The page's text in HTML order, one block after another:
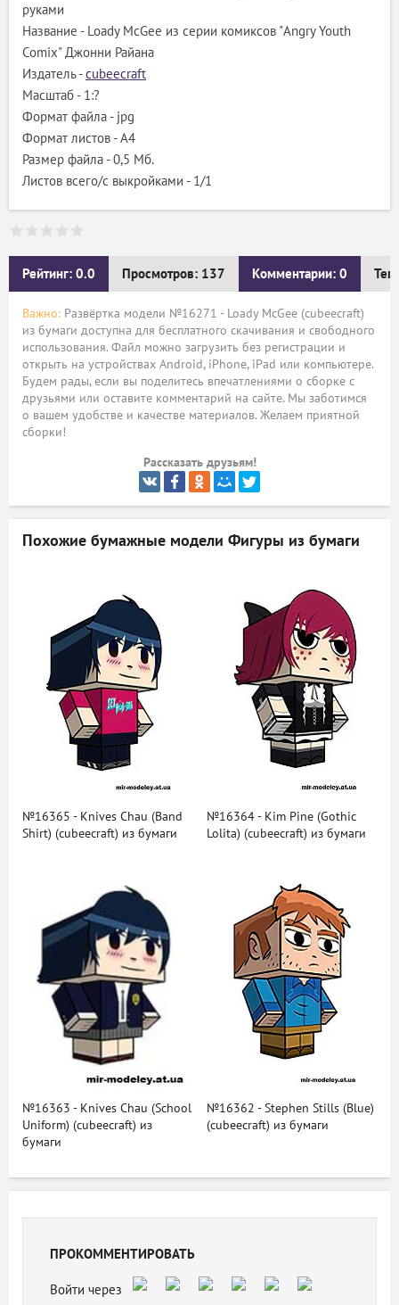
руками
Название - Loady McGee из серии комиксов "Angry Youth
Comix" Джонни Райана
Издатель -cubeecraft
Масштаб - 1:?
Формат файла - jpg
Формат листов - A4
Размер файла - 0,5 Мб.
Листов всего/с выкройками - 1/1
Рейтинг: 0.0 Просмотров: 137 Комментарии: 0
Важно: Развёртка модели №16271 - Loady McGee (cubeecraft)
из бумаги доступна для бесплатного скачивания и свободного
использования. Файл можно загрузить без регистрации и
открыть на устройствах Android, iPhone, iPad или компьютере.
Будем рады, если вы поделитесь впечатлениями о сборке с
друзьями или оставите комментарий на сайте. Мы заботимся
о вашем удобстве и качестве материалов. Желаем приятной
сборки!
Рассказать друзьям!
Похожие бумажные модели Фигуры из бумаги
№16365 - Knives Chau (Band
Shirt) (cubeecraft) из бумаги
№16364 - Kim Pine (Gothic
Lolita) (cubeecraft) из бумаги
№16363 - Knives Chau (School
Uniform) (cubeecraft) из
бумаги
№16362 - Stephen Stills (Blue)
(cubeecraft) из бумаги
ПРОКОММЕНТИРОВАТЬ